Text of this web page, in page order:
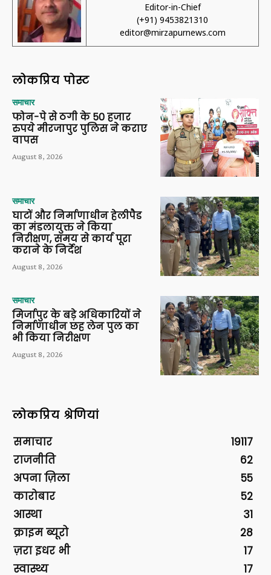
Editor-in-Chief
(+91) 9453821310
editor@mirzapurnews.com
लोकप्रिय पोस्ट
समाचार
फोन-पे से ठगी के 50 हजार
रुपये मीरजापुर पुलिस ने कराए
वापस
August 8, 2026
समाचार
घाटों और निर्माणाधीन हेलीपैड
का मंडलायुक्त ने किया
निरीक्षण, समय से कार्य पूरा
कराने के निर्देश
August 8, 2026
समाचार
मिर्जापुर के बड़े अधिकारियों ने
निर्माणाधीन छह लेन पुल का
भी किया निरीक्षण
August 8, 2026
लोकप्रिय श्रेणियां
समाचार
19117
राजनीति
62
अपना ज़िला
55
कारोबार
52
आस्था
31
क्राइम ब्यूरो
28
ज़रा इधर भी
17
स्वास्थ्य
17